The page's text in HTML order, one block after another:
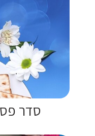
סדר פסח 2022 בנאות